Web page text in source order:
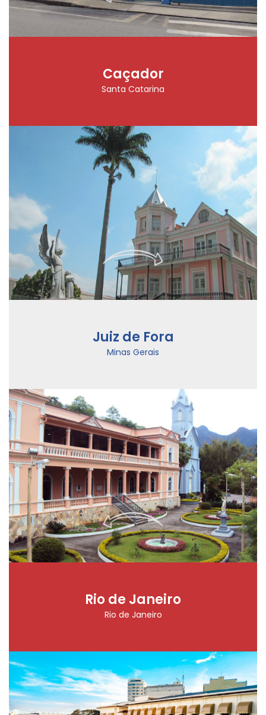
Caçador
Santa Catarina
Juiz de Fora
Minas Gerais
Rio de Janeiro
Rio de Janeiro